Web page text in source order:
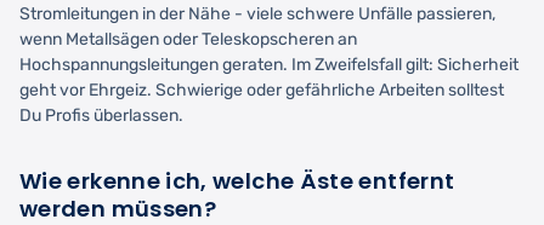
Stromleitungen in der Nähe - viele schwere Unfälle passieren,
wenn Metallsägen oder Teleskopscheren an
Hochspannungsleitungen geraten. Im Zweifelsfall gilt: Sicherheit
geht vor Ehrgeiz. Schwierige oder gefährliche Arbeiten solltest
Du Profis überlassen.
Wie erkenne ich, welche Äste entfernt
werden müssen?